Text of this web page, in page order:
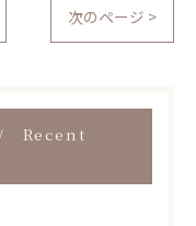
次のページ >
Recent